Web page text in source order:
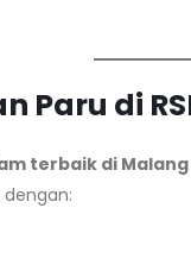
Paru di
terbaik di Malang
dengan: